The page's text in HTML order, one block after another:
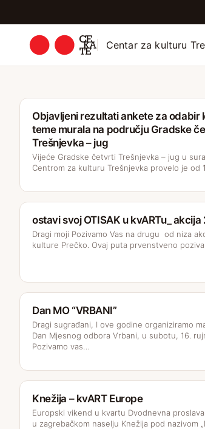
Centar za kulturu
Objavljeni rezultati ankete za odabir
teme murala na području Gradske
Trešnjevka – jug
Vijeće Gradske četvrti Trešnjevka – jug u
Centrom za kulturu Trešnjevka provelo je od
ostavi svoj OTISAK u kvARTu_ akcija
Dragi moji Pozivamo Vas na drugu od niza
kulture Prečko. Ovaj puta prvenstveno
Dan MO “VRBANI”
Dragi sugrađani, I ove godine organiziramo
Dan Mjesnog odbora Vrbani, u subotu, 16.
Pozivamo vas…
Knežija – kvART Europe
Europski vikend u kvartu Dvodnevna
u zagrebačkom naselju Knežija pod nazivom